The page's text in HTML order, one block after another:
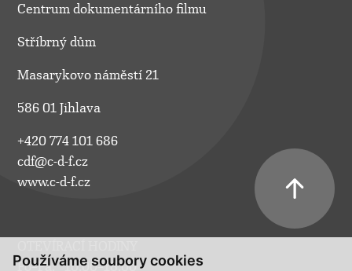
Používáme soubory cookies
Centrum dokumentárního filmu
Stříbrný dům
Masarykovo náměstí 21
586 01 Jihlava
+420 774 101 686
cdf@c-d-f.cz
www.c-d-f.cz
Po–Pá:
10.00–18.00